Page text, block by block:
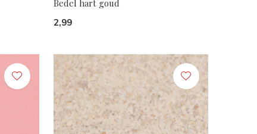
Bedel hart goud
2,99